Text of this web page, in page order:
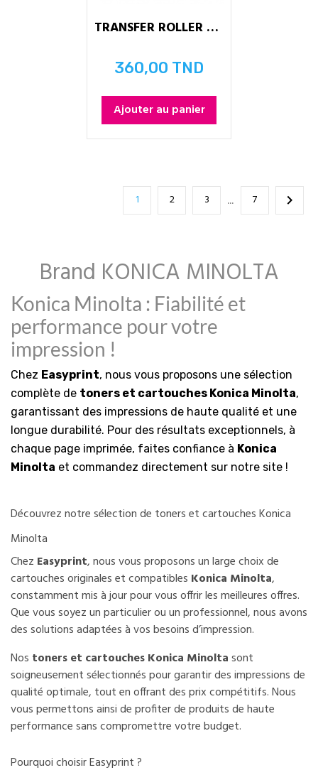
TRANSFER ROLLER A161R71411...
Prix
360,00 TND
Ajouter au panier
1 2 3 … 7 
Brand KONICA MINOLTA
Konica Minolta : Fiabilité et
performance pour votre
impression !
Chez Easyprint, nous vous proposons une sélection
complète de toners et cartouches Konica Minolta,
garantissant des impressions de haute qualité et une
longue durabilité. Pour des résultats exceptionnels, à
chaque page imprimée, faites confiance à Konica
Minolta et commandez directement sur notre site !
Découvrez notre sélection de toners et cartouches Konica
Minolta
Chez Easyprint, nous vous proposons un large choix de
cartouches originales et compatibles Konica Minolta,
constamment mis à jour pour vous offrir les meilleures offres.
Que vous soyez un particulier ou un professionnel, nous avons
des solutions adaptées à vos besoins d’impression.
Nos toners et cartouches Konica Minoltasont
soigneusement sélectionnés pour garantir des impressions de
qualité optimale, tout en offrant des prix compétitifs. Nous
vous permettons ainsi de profiter de produits de haute
performance sans compromettre votre budget.
Pourquoi choisir Easyprint ?